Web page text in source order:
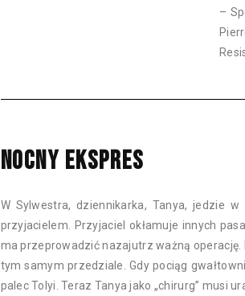
–
NOCNY EKSPRES
W Sylwestra, dziennikarka, Tanya, jedzie
przyjacielem. Przyjaciel okłamuje innych
ma przeprowadzić nazajutrz ważną operację.
tym samym przedziale. Gdy pociąg
palec Tolyi. Teraz Tanya jako „chirurg” musi